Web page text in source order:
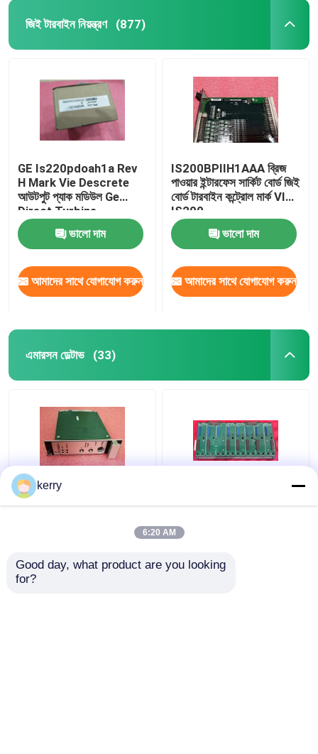
জিই টারবাইন নিয়ন্ত্রণ (877)
GE Is220pdoah1a Rev
H Mark Vie Descrete
আউটপুট প্যাক মডিউল Ge
Direct Turbine
Controls
ভালো দাম
আমাদের সাথে যোগাযোগ করুন
IS200BPIIH1AAA ব্রিজ
পাওয়ার ইন্টারফেস সার্কিট বোর্ড জিই
বোর্ড টারবাইন কন্ট্রোল মার্ক VI
IS200
ভালো দাম
আমাদের সাথে যোগাযোগ করুন
এমারসন ডেল্টাভ (33)
Atg Csi 6500 Emerson
ভালো দাম
I/O ক্যারিয়ার সহ শিল্ড বার
ইমারসন 12P0818Y072
ভালো দাম
kerry
6:20 AM
Good day, what product are you looking
for?